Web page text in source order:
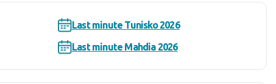
Last minute Tunisko 2026
Last minute Mahdia 2026